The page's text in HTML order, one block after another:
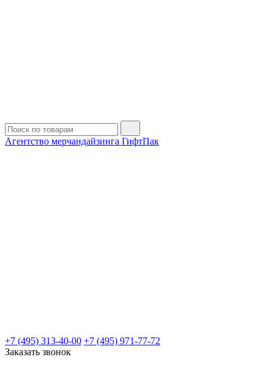
Агентство мерчандайзинга ГифтПак
+7 (495) 313-40-00 +7 (495) 971-77-72
Заказать звонок